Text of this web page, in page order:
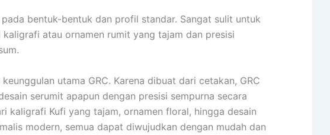
pada bentuk-bentuk dan profil standar. Sangat sulit untuk
atau ornamen rumit yang tajam dan presisi
keunggulan utama GRC. Karena dibuat dari cetakan, GRC
serumit apapun dengan presisi sempurna secara
kaligrafi Kufi yang tajam, ornamen floral, hingga desain
modern, semua dapat diwujudkan dengan mudah dan